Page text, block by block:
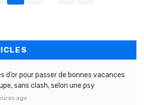
d’or pour passer de bonnes vacances
sans clash, selon une psy
ago